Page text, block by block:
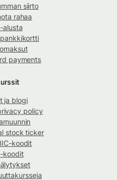
siirto
rahaa
alusta
payments
ja blogi
policy
stock ticker
koodit
koodit